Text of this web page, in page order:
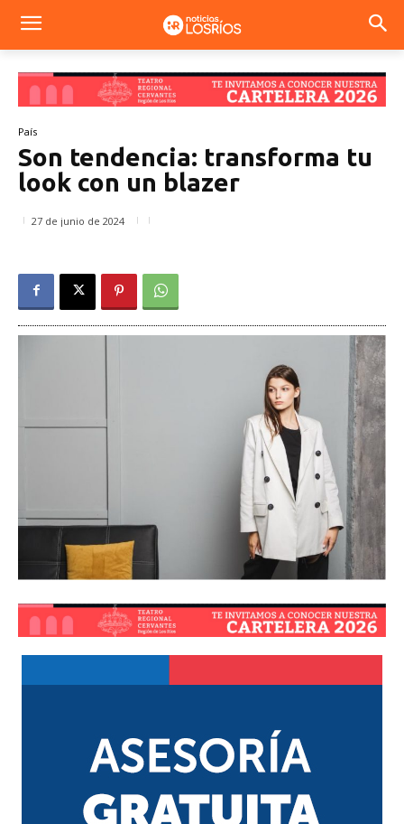
País
Son tendencia: transforma tu
look con un blazer
27 de junio de 2024